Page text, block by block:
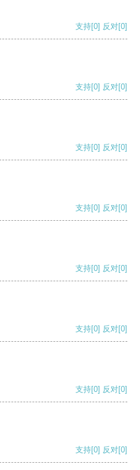
支持[0] 反对[0]
支持[0] 反对[0]
支持[0] 反对[0]
支持[0] 反对[0]
支持[0] 反对[0]
支持[0] 反对[0]
支持[0] 反对[0]
支持[0] 反对[0]